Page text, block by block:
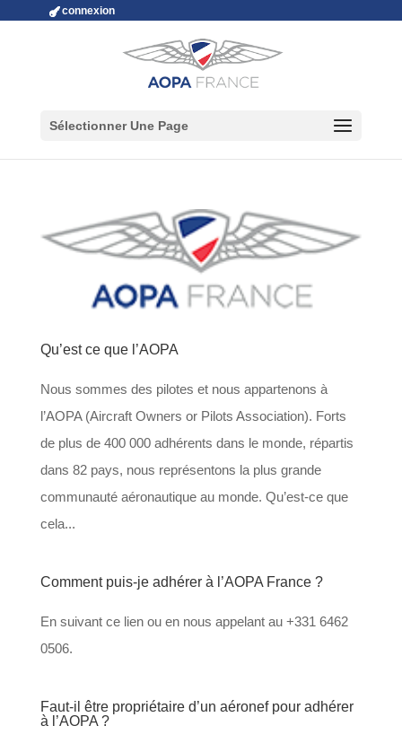
connexion
Sélectionner Une Page
Qu’est ce que l’AOPA
Nous sommes des pilotes et nous appartenons à
l’AOPA (Aircraft Owners or Pilots Association). Forts
de plus de 400 000 adhérents dans le monde, répartis
dans 82 pays, nous représentons la plus grande
communauté aéronautique au monde. Qu’est-ce que
cela...
Comment puis-je adhérer à l’AOPA France ?
En suivant ce lien ou en nous appelant au +331 6462
0506.
Faut-il être propriétaire d’un aéronef pour adhérer
à l’AOPA ?